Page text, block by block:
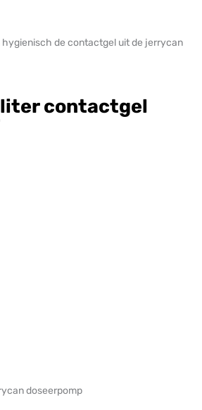
hygienisch de contactgel uit de jerrycan
contactgel
doseerpomp